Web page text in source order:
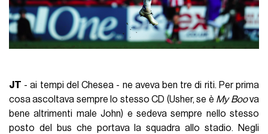
JT - ai tempi del Chesea - ne aveva ben tre di riti. Per prima
cosa ascoltava sempre lo stesso CD (Usher, se è My Boova
bene altrimenti male John) e sedeva sempre nello stesso
posto del bus che portava la squadra allo stadio. Negli